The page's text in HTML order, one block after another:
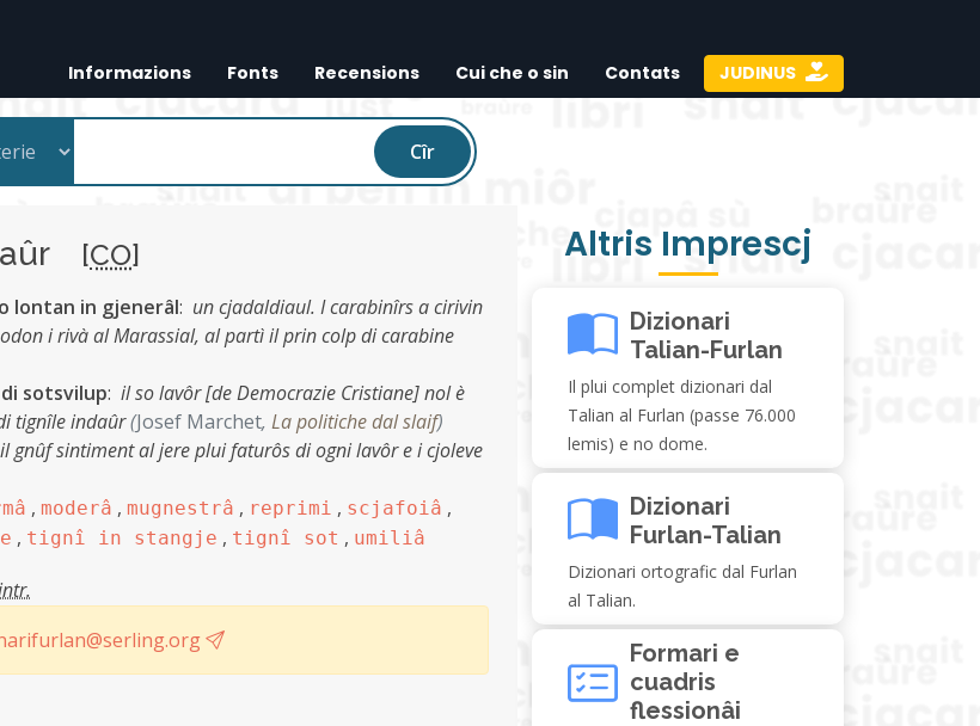
Informazions Fonts Recensions Cui che o sin Contats JUDINUS
Cîr
[CO]
lontan in gjenerâl: un cjadaldiaul. I carabinîrs a cirivin
i rivà al Marassial, al partì il prin colp di carabine
sotsvilup: il so lavôr [de Democrazie Cristiane] nol è
tignîle indaûr(Josef Marchet, La politiche dal slaif)
gnûf sintiment al jere plui faturôs di ogni lavôr e i cjoleve
, moderâ , mugnestrâ , reprimi , scjafoiâ ,
, tignî in stangje , tignî sot , umiliâ
Altris Imprescj
Dizionari
Talian-Furlan
Il plui complet dizionari dal
Talian al Furlan (passe 76.000
lemis) e no dome.
Dizionari
Furlan-Talian
Dizionari ortografic dal Furlan
al Talian.
Formari e
cuadris
flessionâi